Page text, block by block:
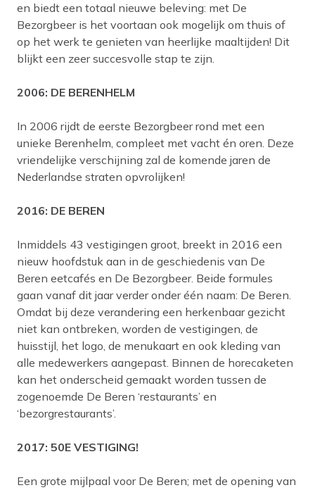
en biedt een totaal nieuwe beleving: met De
Bezorgbeer is het voortaan ook mogelijk om thuis of
op het werk te genieten van heerlijke maaltijden! Dit
blijkt een zeer succesvolle stap te zijn.
2006: DE BERENHELM
In 2006 rijdt de eerste Bezorgbeer rond met een
unieke Berenhelm, compleet met vacht én oren. Deze
vriendelijke verschijning zal de komende jaren de
Nederlandse straten opvrolijken!
2016: DE BEREN
Inmiddels 43 vestigingen groot, breekt in 2016 een
nieuw hoofdstuk aan in de geschiedenis van De
Beren eetcafés en De Bezorgbeer. Beide formules
gaan vanaf dit jaar verder onder één naam: De Beren.
Omdat bij deze verandering een herkenbaar gezicht
niet kan ontbreken, worden de vestigingen, de
huisstijl, het logo, de menukaart en ook kleding van
alle medewerkers aangepast. Binnen de horecaketen
kan het onderscheid gemaakt worden tussen de
zogenoemde De Beren ‘restaurants’ en
‘bezorgrestaurants’.
2017: 50E VESTIGING!
Een grote mijlpaal voor De Beren; met de opening van